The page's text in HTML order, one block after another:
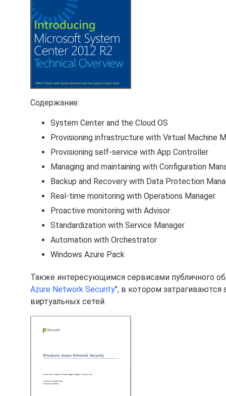
Содержание:
System Center and the Cloud OS
Provisioning infrastructure with Virtual Machine
Provisioning self-service with App Controller
Managing and maintaining with Configuration
Backup and Recovery with Data Protection
Real-time monitoring with Operations Manager
Proactive monitoring with Advisor
Standardization with Service Manager
Automation with Orchestrator
Windows Azure Pack
Также интересующимся сервисами публичного
Azure Network Security", в котором
виртуальных сетей.